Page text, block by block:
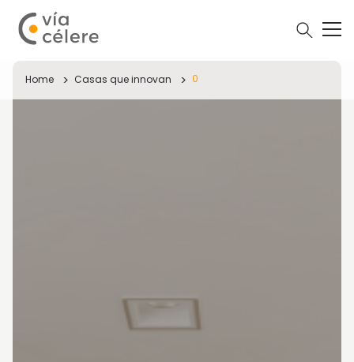
Home Casas que innovan 0